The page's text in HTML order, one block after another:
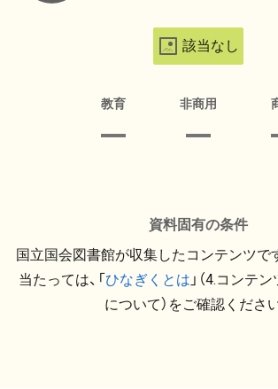
該当なし
教育 非商用
資料固有の条件
国立国会図書館が収集したコンテンツで
当たっては、「ひなぎくとは 」（4.コンテ
について）をご確認ください